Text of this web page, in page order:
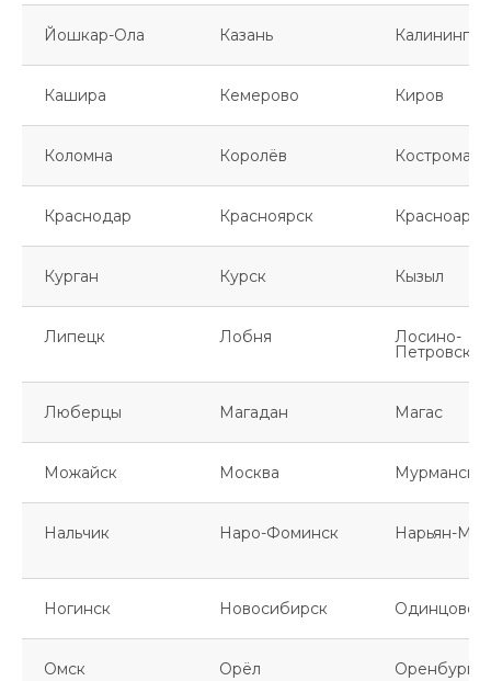
Йошкар-Ола Казань
Кашира Кемерово Киров
Коломна Королёв Кострома
Краснодар Красноярск
Курган Курск Кызыл
Липецк Лобня Лосино-
Петровский
Люберцы Магадан Магас
Можайск Москва Мурманск
Нальчик Наро-Фоминск Нарьян-Мар
Ногинск Новосибирск Одинцово
Омск Орёл Оренбург